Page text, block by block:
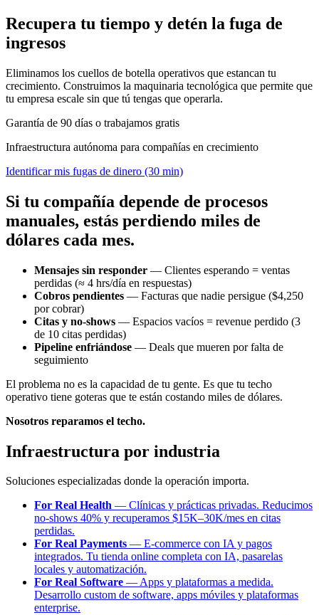
Recupera tu tiempo y detén la fuga de
ingresos
Eliminamos los cuellos de botella operativos que estancan tu
crecimiento. Construimos la maquinaria tecnológica que permite que
tu empresa escale sin que tú tengas que operarla.
Garantía de 90 días o trabajamos gratis
Infraestructura autónoma para compañías en crecimiento
Identificar mis fugas de dinero (30 min)
Si tu compañía depende de procesos
manuales, estás perdiendo miles de
dólares cada mes.
Mensajes sin responder — Clientes esperando = ventas
perdidas (≈ 4 hrs/día en respuestas)
Cobros pendientes — Facturas que nadie persigue ($4,250
por cobrar)
Citas y no-shows — Espacios vacíos = revenue perdido (3
de 10 citas perdidas)
Pipeline enfriándose — Deals que mueren por falta de
seguimiento
El problema no es la capacidad de tu gente. Es que tu techo
operativo tiene goteras que te están costando miles de dólares.
Nosotros reparamos el techo.
Infraestructura por industria
Soluciones especializadas donde la operación importa.
For Real Health — Clínicas y prácticas privadas. Reducimos
no-shows 40% y recuperamos $15K–30K/mes en citas
perdidas.
For Real Payments — E-commerce con IA y pagos
integrados. Tu tienda online completa con IA, pasarelas
locales y automatización.
For Real Software — Apps y plataformas a medida.
Desarrollo custom de software, apps móviles y plataformas
enterprise.